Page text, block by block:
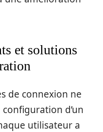
et solutions
de connexion ne
d’un
utilisateur a